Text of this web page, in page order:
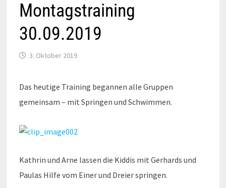
Montagstraining
30.09.2019
3. Oktober 2019
Das heutige Training begannen alle Gruppen
gemeinsam – mit Springen und Schwimmen.
Kathrin und Arne lassen die Kiddis mit Gerhards und
Paulas Hilfe vom Einer und Dreier springen.